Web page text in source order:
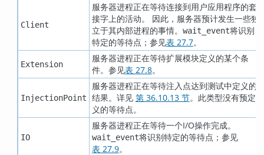
Client
服务器进程正在等待连接到用户应用程序的套
接字上的活动。 因此，服务器预计发生一些独
立于其内部进程的事情。 wait_event将识别
特定的等待点；参见表 27.7。
Extension
服务器进程正在等待扩展模块定义的某个条
件。参见表 27.8。
InjectionPoint
服务器进程正在等待注入点达到测试中定义的
结果。详见 第 36.10.13 节。此类型没有预定
义的等待点。
IO
服务器进程正在等待一个I/O操作完成。
wait_event将识别特定的等待点；参见
表 27.9。